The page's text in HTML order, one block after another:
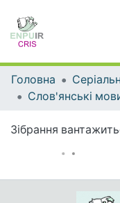
Головна
Слов'янські
Зібрання